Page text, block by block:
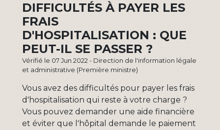
DIFFICULTÉS À PAYER LES
FRAIS
D'HOSPITALISATION : QUE
PEUT-IL SE PASSER ?
Vérifié le 07 Jun 2022 - Direction de l'information légale
et administrative (Première ministre)
Vous avez des difficultés pour payer les frais
d'hospitalisation qui reste à votre charge ?
Vous pouvez demander une aide financière
et éviter que l'hôpital demande le paiement